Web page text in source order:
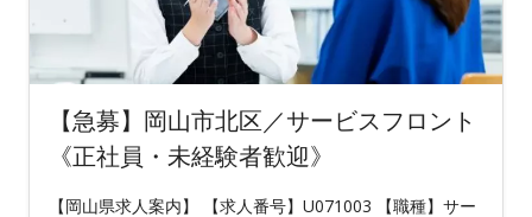
【急募】岡山市北区／サービスフロント
《正社員・未経験者歓迎》
【岡山県求人案内】 【求人番号】U071003 【職種】サー